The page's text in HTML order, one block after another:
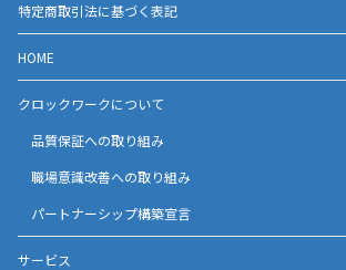
特定商取引法に基づく表記
HOME
クロックワークについて
品質保証への取り組み
職場意識改善への取り組み
パートナーシップ構築宣言
サービス